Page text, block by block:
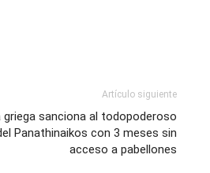
Artículo siguiente
griega sanciona al todopoderoso
Panathinaikos con 3 meses sin
acceso a pabellones